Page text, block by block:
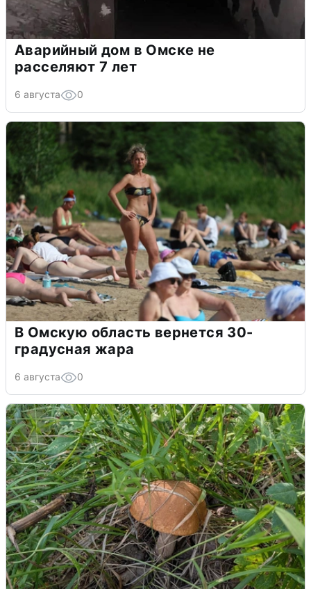
Аварийный дом в Омске не
расселяют 7 лет
6 августа 0
В Омскую область вернется 30-
градусная жара
6 августа 0